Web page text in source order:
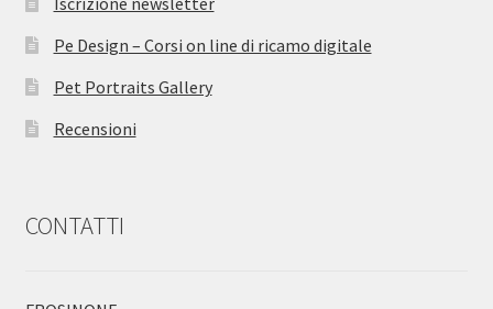
Pe Design – Corsi on line di ricamo digitale
Pet Portraits Gallery
Recensioni
CONTATTI